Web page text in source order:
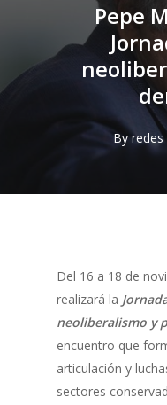
Pepe
By redes
Del 16 a 18 de
realizará la
neoliberalismo y
encuentro que
articulación y
sectores